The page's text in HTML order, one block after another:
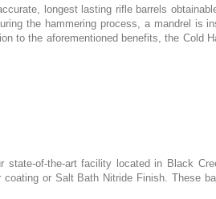
longest lasting rifle barrels
the hammering process, a mandrel is
to the aforementioned benefits, the Cold
of-the-art facility located in Black
or Salt Bath Nitride Finish. These